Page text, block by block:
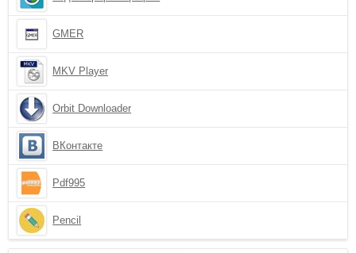
GMER
MKV Player
Orbit Downloader
ВКонтакте
Pdf995
Pencil